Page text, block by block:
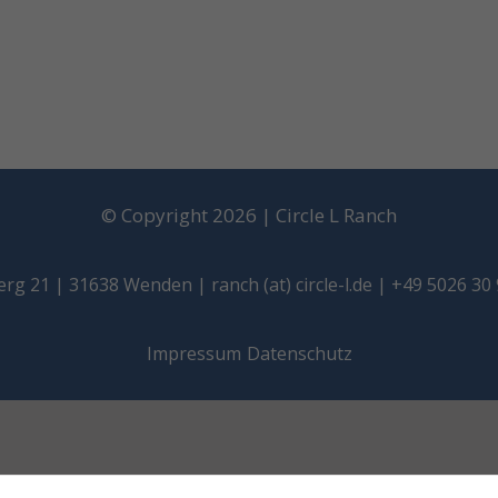
© Copyright 2026 | Circle L Ranch
21 | 31638 Wenden | ranch (at) circle-l.de | +49 5026 30
Impressum Datenschutz